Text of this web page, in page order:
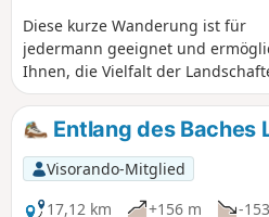
Diese kurze Wanderung ist für
jedermann geeignet und
Ihnen, die Vielfalt der
rund um das charmante Dorf
zu entdecken. Sie kommen an
sehr hübschen alten Häusern
umrunden das Schloss und seine
Gärten, nehmen einige schöne,
Hecken gesäumte Wege und
Entlang des Baches
Visorando-Mitglied
17,12 km
+156 m -